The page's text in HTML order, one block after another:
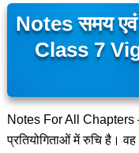
Notes समय एवं
Class 7
Notes For All Chapters –
प्रतियोगिताओं में रुचि है।